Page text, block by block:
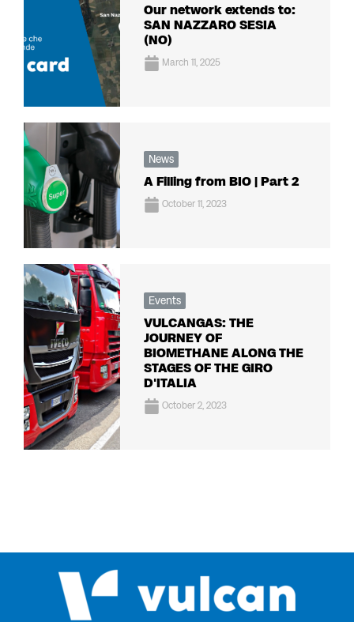
Our network extends to:
SAN NAZZARO SESIA
(NO)
March 11, 2025
News
A Filling from BIO | Part 2
October 11, 2023
Events
VULCANGAS: THE
JOURNEY OF
BIOMETHANE ALONG THE
STAGES OF THE GIRO
D'ITALIA
October 2, 2023